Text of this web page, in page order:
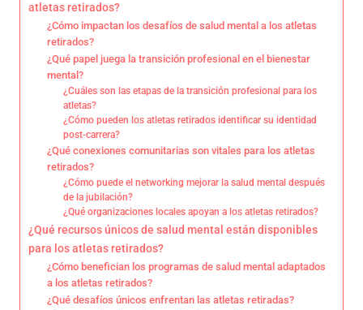
atletas retirados?
¿Cómo impactan los desafíos de salud mental a los atletas
retirados?
¿Qué papel juega la transición profesional en el bienestar
mental?
¿Cuáles son las etapas de la transición profesional para los
atletas?
¿Cómo pueden los atletas retirados identificar su identidad
post-carrera?
¿Qué conexiones comunitarias son vitales para los atletas
retirados?
¿Cómo puede el networking mejorar la salud mental después
de la jubilación?
¿Qué organizaciones locales apoyan a los atletas retirados?
¿Qué recursos únicos de salud mental están disponibles
para los atletas retirados?
¿Cómo benefician los programas de salud mental adaptados
a los atletas retirados?
¿Qué desafíos únicos enfrentan las atletas retiradas?